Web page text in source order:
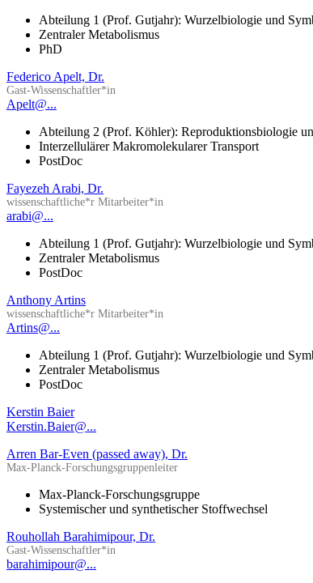
Abteilung 1 (Prof. Gutjahr): Wurzelbiologie und
Zentraler Metabolismus
PhD
Federico Apelt, Dr.
Gast-Wissenschaftler*in
Apelt@...
Abteilung 2 (Prof. Köhler): Reproduktionsbiologie
Interzellulärer Makromolekularer Transport
PostDoc
Fayezeh Arabi, Dr.
wissenschaftliche*r Mitarbeiter*in
arabi@...
Abteilung 1 (Prof. Gutjahr): Wurzelbiologie und
Zentraler Metabolismus
PostDoc
Anthony Artins
wissenschaftliche*r Mitarbeiter*in
Artins@...
Abteilung 1 (Prof. Gutjahr): Wurzelbiologie und
Zentraler Metabolismus
PostDoc
Kerstin Baier
Kerstin.Baier@...
Arren Bar-Even (passed away), Dr.
Max-Planck-Forschungsgruppenleiter
Max-Planck-Forschungsgruppe
Systemischer und synthetischer Stoffwechsel
Rouhollah Barahimipour, Dr.
Gast-Wissenschaftler*in
barahimipour@...